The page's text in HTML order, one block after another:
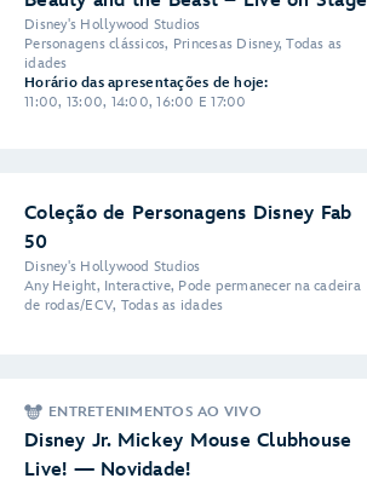
Disney's Hollywood Studios
Personagens clássicos, Princesas Disney, Todas as
idades
Horário das apresentações de hoje:
11:00, 13:00, 14:00, 16:00 E 17:00
Coleção de Personagens Disney Fab
50
Disney's Hollywood Studios
Any Height, Interactive, Pode permanecer na cadeira
de rodas/ECV, Todas as idades
ENTRETENIMENTOS AO VIVO
Disney Jr. Mickey Mouse Clubhouse
Live! — Novidade!